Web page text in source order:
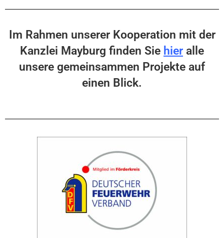
Im Rahmen unserer Kooperation mit der
Kanzlei Mayburg finden Sie hier alle
unsere gemeinsammen Projekte auf
einen Blick.